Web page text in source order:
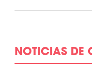
NOTICIAS DE